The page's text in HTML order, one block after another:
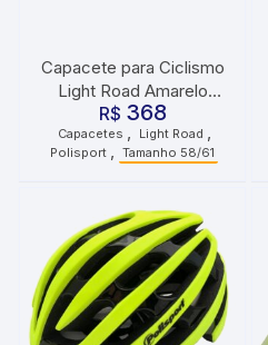
Capacete para Ciclismo
Light Road Amarelo
Fosco Preto Tamanho
58/61 Polisport
R$ 368
Capacetes Light Road
Polisport Tamanho 58/61